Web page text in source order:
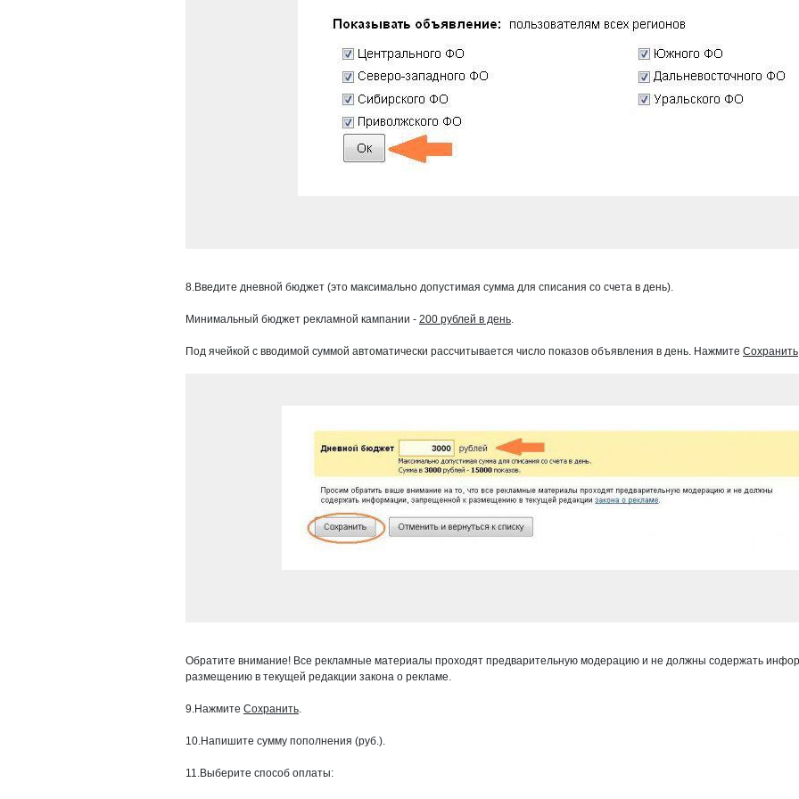
8.Введите дневной бюджет (это максимально допустимая сумма для списания со счета в день).
Минимальный бюджет рекламной кампании - 200 рублей в день.
Под ячейкой с вводимой суммой автоматически рассчитывается число показов объявления в день. Нажмите Сохранить
Обратите внимание! Все рекламные материалы проходят предварительную модерацию и не должны содержать
размещению в текущей редакции закона о рекламе.
9.Нажмите Сохранить.
10.Напишите сумму пополнения (руб.).
11.Выберите способ оплаты: